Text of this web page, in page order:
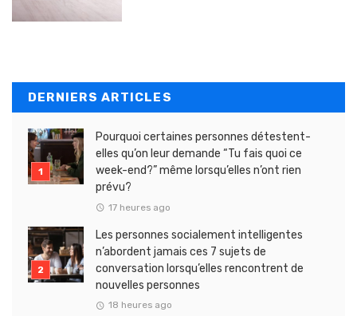
DERNIERS ARTICLES
Pourquoi certaines personnes détestent-
elles qu’on leur demande “Tu fais quoi ce
week-end?” même lorsqu’elles n’ont rien
prévu?
17 heures ago
Les personnes socialement intelligentes
n’abordent jamais ces 7 sujets de
conversation lorsqu’elles rencontrent de
nouvelles personnes
18 heures ago